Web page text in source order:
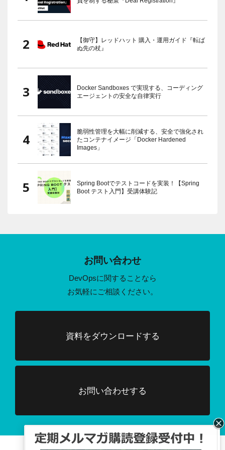
【御守】レッドハット 購入・運用ガイド『転ば
ぬ先の杖』
Docker Sandboxes で実現する、コーディング
エージェントの安全な自律実行
脆弱性管理を大幅に削減する、安全で強化され
たコンテナイメージ「Docker Hardened
Images」
Spring Bootでテストコードを実装！【Spring
Boot テスト入門】受講体験記
お問い合わせ
DevOpsに関することなら
お気軽にご相談ください。
資料をダウンロードする
お問い合わせする